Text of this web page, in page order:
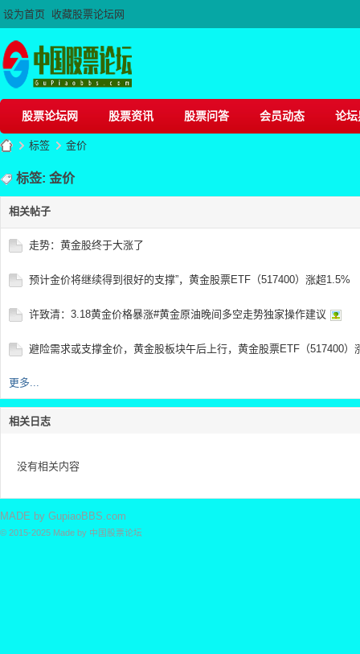
设为首页 收藏股票论坛网
股票论坛网 股票资讯 股票问答 会员动态 论坛
股
论
›
标签
›
金价
标签: 金价
相关帖子
走势：黄金股终于大涨了
预计金价将继续得到很好的支撑”，黄金股票ETF（517400）涨超1.5%
许致清：3.18黄金价格暴涨#黄金原油晚间多空走势独家操作建议
避险需求或支撑金价，黄金股板块午后上行，黄金股票ETF（517400）
更多...
相关日志
没有相关内容
MADE by GupiaoBBS.com
© 2015-2025 Made by 中国股票论坛